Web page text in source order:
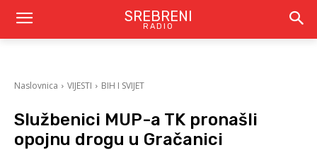
SREBRENI
RADIO
Naslovnica VIJESTI BIH I SVIJET
Službenici MUP-a TK pronašli
opojnu drogu u Gračanici